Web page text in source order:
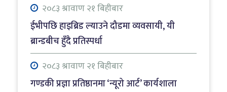
२०८३ श्रावाण २१ बिहीबार
ईभीपछि हाइब्रिड ल्याउने दौडमा व्यवसायी, यी
ब्रान्डबीच हुँदै प्रतिस्पर्धा
२०८३ श्रावाण २१ बिहीबार
गण्डकी प्रज्ञा प्रतिष्ठानमा ‘न्यूरो आर्ट’ कार्यशाला